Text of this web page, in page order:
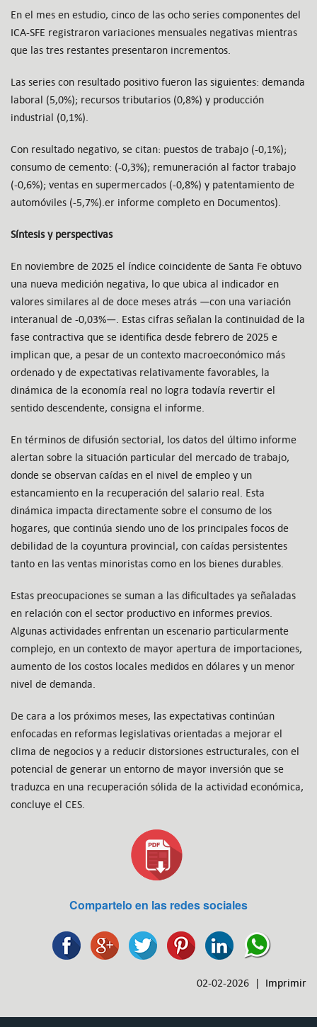
En el mes en estudio, cinco de las ocho series componentes del
ICA-SFE registraron variaciones mensuales negativas mientras
que las tres restantes presentaron incrementos.
Las series con resultado positivo fueron las siguientes: demanda
laboral (5,0%); recursos tributarios (0,8%) y producción
industrial (0,1%).
Con resultado negativo, se citan: puestos de trabajo (-0,1%);
consumo de cemento: (-0,3%); remuneración al factor trabajo
(-0,6%); ventas en supermercados (-0,8%) y patentamiento de
automóviles (-5,7%).er informe completo en Documentos).
Síntesis y perspectivas
En noviembre de 2025 el índice coincidente de Santa Fe obtuvo
una nueva medición negativa, lo que ubica al indicador en
valores similares al de doce meses atrás —con una variación
interanual de -0,03%—. Estas cifras señalan la continuidad de la
fase contractiva que se identifica desde febrero de 2025 e
implican que, a pesar de un contexto macroeconómico más
ordenado y de expectativas relativamente favorables, la
dinámica de la economía real no logra todavía revertir el
sentido descendente, consigna el informe.
En términos de difusión sectorial, los datos del último informe
alertan sobre la situación particular del mercado de trabajo,
donde se observan caídas en el nivel de empleo y un
estancamiento en la recuperación del salario real. Esta
dinámica impacta directamente sobre el consumo de los
hogares, que continúa siendo uno de los principales focos de
debilidad de la coyuntura provincial, con caídas persistentes
tanto en las ventas minoristas como en los bienes durables.
Estas preocupaciones se suman a las dificultades ya señaladas
en relación con el sector productivo en informes previos.
Algunas actividades enfrentan un escenario particularmente
complejo, en un contexto de mayor apertura de importaciones,
aumento de los costos locales medidos en dólares y un menor
nivel de demanda.
De cara a los próximos meses, las expectativas continúan
enfocadas en reformas legislativas orientadas a mejorar el
clima de negocios y a reducir distorsiones estructurales, con el
potencial de generar un entorno de mayor inversión que se
traduzca en una recuperación sólida de la actividad económica,
concluye el CES.
Compartelo en las redes sociales
02-02-2026 | Imprimir